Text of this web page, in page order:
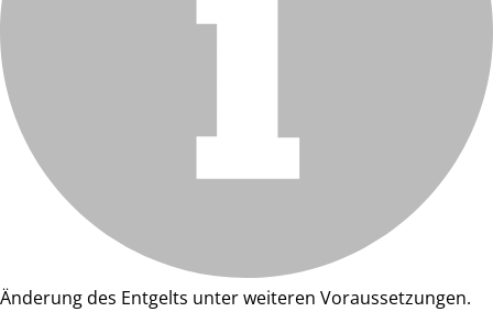
Änderung des Entgelts unter weiteren Voraussetzungen.